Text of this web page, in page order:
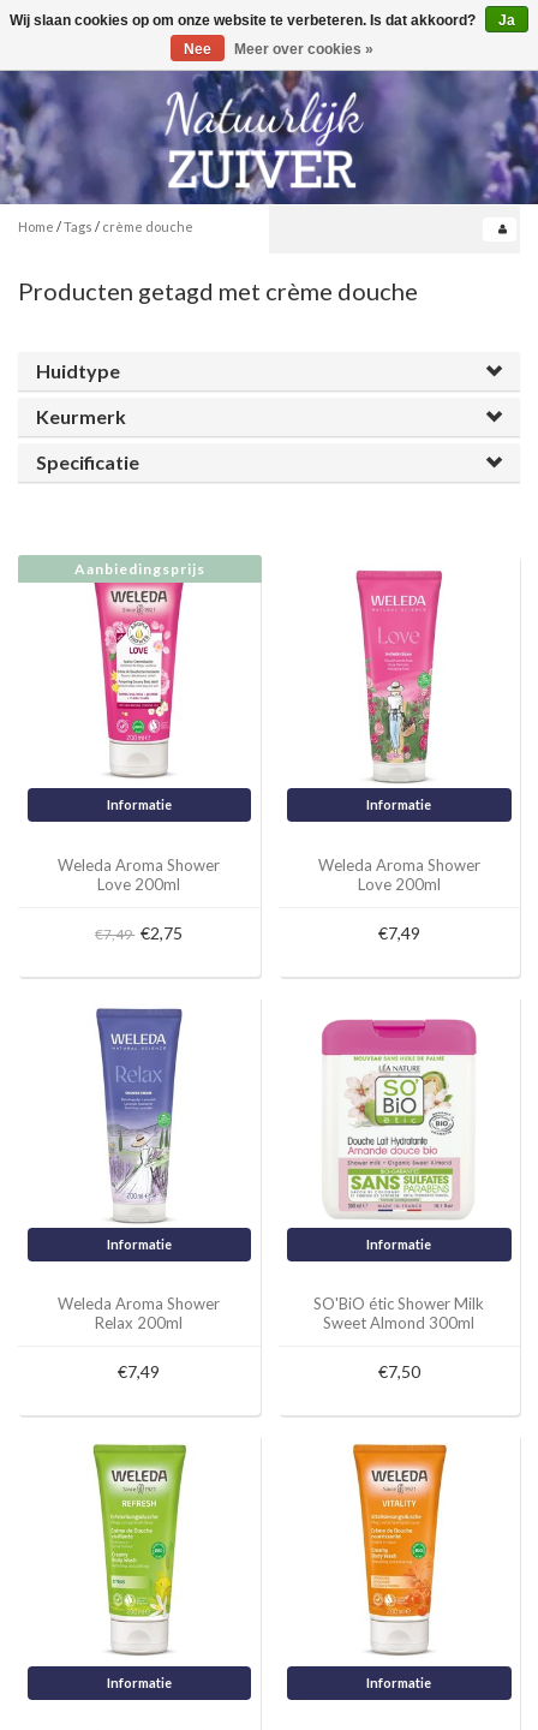
Toggle
0
Home /Tags / crème douche
Producten getagd met crème douche
Huidtype
Keurmerk
Specificatie
Aanbiedingsprijs
Informatie
Weleda Aroma Shower
Love 200ml
€7,49 €2,75
Informatie
Weleda Aroma Shower
Love 200ml
€7,49
Informatie
Weleda Aroma Shower
Relax 200ml
€7,49
Informatie
SO'BiO étic Shower Milk
Sweet Almond 300ml
€7,50
Informatie Informatie
Wij slaan cookies op om onze website te verbeteren. Is dat akkoord?
Ja
Nee
Meer over cookies »